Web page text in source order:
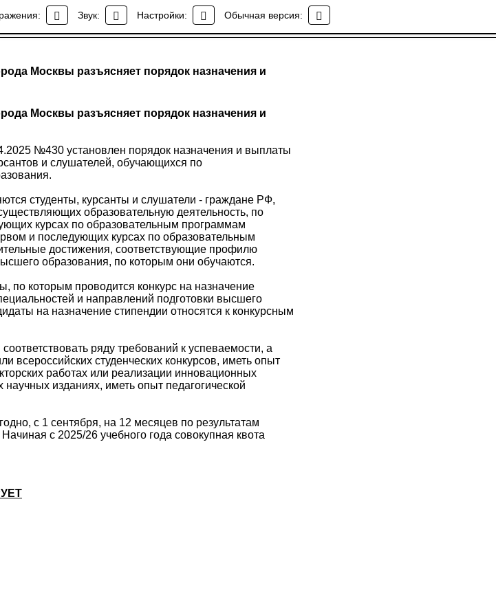
Звук: Настройки: Обычная версия:
района Коптево
Москвы разъясняет порядок назначения и
Москвы разъясняет порядок назначения и
№430 установлен порядок назначения и выплаты
и слушателей, обучающихся по
студенты, курсанты и слушатели - граждане РФ,
образовательную деятельность, по
курсах по образовательным программам
и последующих курсах по образовательным
достижения, соответствующие профилю
образования, по которым они обучаются.
по которым проводится конкурс на назначение
и направлений подготовки высшего
на назначение стипендии относятся к конкурсным
ряду требований к успеваемости, а
всероссийских студенческих конкурсов, иметь опыт
работах или реализации инновационных
изданиях, иметь опыт педагогической
с 1 сентября, на 12 месяцев по результатам
с 2025/26 учебного года совокупная квота